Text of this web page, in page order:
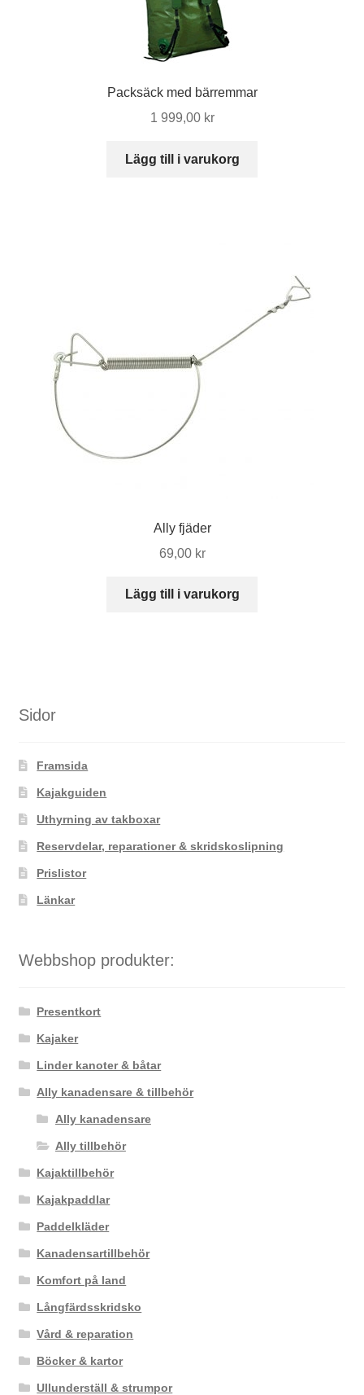
Packsäck med bärremmar
1 999,00 kr
Lägg till i varukorg
Ally fjäder
69,00 kr
Lägg till i varukorg
Sidor
Framsida
Kajakguiden
Uthyrning av takboxar
Reservdelar, reparationer & skridskoslipning
Prislistor
Länkar
Webbshop produkter:
Presentkort
Kajaker
Linder kanoter & båtar
Ally kanadensare & tillbehör
Ally kanadensare
Ally tillbehör
Kajaktillbehör
Kajakpaddlar
Paddelkläder
Kanadensartillbehör
Komfort på land
Långfärdsskridsko
Vård & reparation
Böcker & kartor
Ullunderställ & strumpor